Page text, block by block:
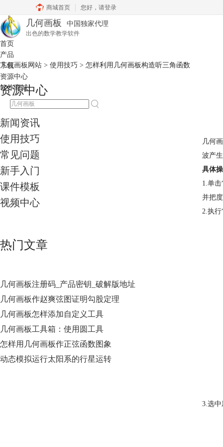
商城首页 您好， 请登录
几何画板 中国独家代理
出色的数学教学软件
首页
产品
下载
资源中心
软件商城
几何画板网站 > 使用技巧 > 怎样利用几何画板构造听三角函数
资源中心
新闻资讯
使用技巧
常见问题
新手入门
课件模板
视频中心
热门文章
几何画板注册码_产品密钥_破解版地址
几何画板作赵爽弦图证明勾股定理
几何画板怎样添加自定义工具
几何画板工具箱：使用圆工具
怎样用几何画板作正弦函数图象
动态模拟运行太阳系的行星运转
几何
波产
具体
1.单
并把
2.执
3.选